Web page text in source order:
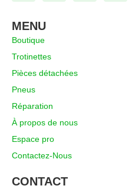
MENU
Boutique
Trotinettes
Pièces détachées
Pneus
Réparation
À propos de nous
Espace pro
Contactez-Nous
CONTACT